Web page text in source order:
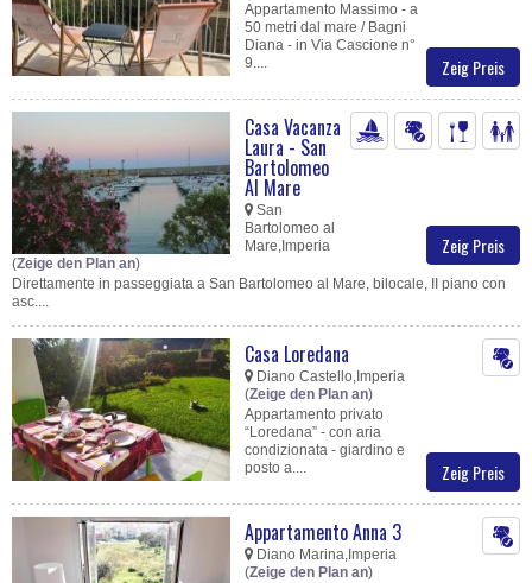
Zeig Preis
Appartamento Massimo - a
50 metri dal mare / Bagni
Diana - in Via Cascione n°
9....
Zeig Preis
Casa Vacanza
Laura - San
Bartolomeo
Al Mare
San
Bartolomeo al
Mare,Imperia
(Zeige den Plan an)
Direttamente in passeggiata a San Bartolomeo al Mare, bilocale, II piano con
asc....
Zeig Preis
Casa Loredana
Diano Castello,Imperia
(Zeige den Plan an)
Appartamento privato
“Loredana” - con aria
condizionata - giardino e
posto a....
Appartamento Anna 3
Diano Marina,Imperia
(Zeige den Plan an)